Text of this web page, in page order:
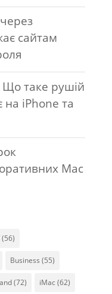
сайтам
Що таке рушій
на iPhone та
Mac
(56)
Business (55)
(72) iMac (62)